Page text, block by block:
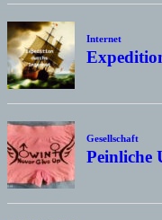
Internet
Gesellschaft
Peinliche